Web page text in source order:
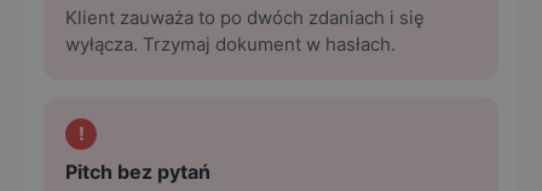
Klient zauważa to po dwóch zdaniach i się
wyłącza. Trzymaj dokument w hasłach.
!
Pitch bez pytań